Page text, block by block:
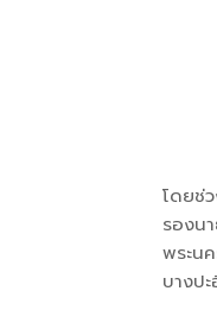
โดยช่
รองน
พระน
บางป